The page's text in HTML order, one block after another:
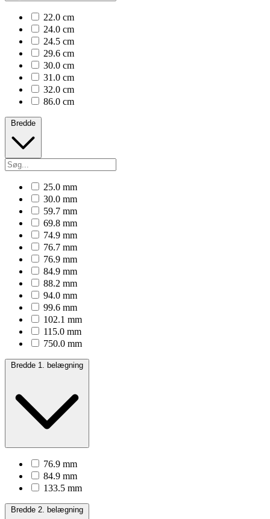
22.0 cm
24.0 cm
24.5 cm
29.6 cm
30.0 cm
31.0 cm
32.0 cm
86.0 cm
Bredde
25.0 mm
30.0 mm
59.7 mm
69.8 mm
74.9 mm
76.7 mm
76.9 mm
84.9 mm
88.2 mm
94.0 mm
99.6 mm
102.1 mm
115.0 mm
750.0 mm
Bredde 1. belægning
76.9 mm
84.9 mm
133.5 mm
Bredde 2. belægning